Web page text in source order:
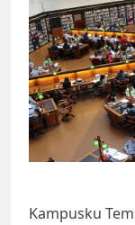
Kampusku